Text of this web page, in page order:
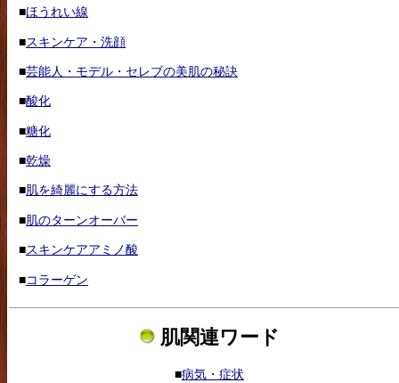
■ほうれい線
■スキンケア・洗顔
■芸能人・モデル・セレブの美肌の秘訣
■酸化
■糖化
■乾燥
■肌を綺麗にする方法
■肌のターンオーバー
■スキンケアアミノ酸
■コラーゲン
肌関連ワード
■病気・症状